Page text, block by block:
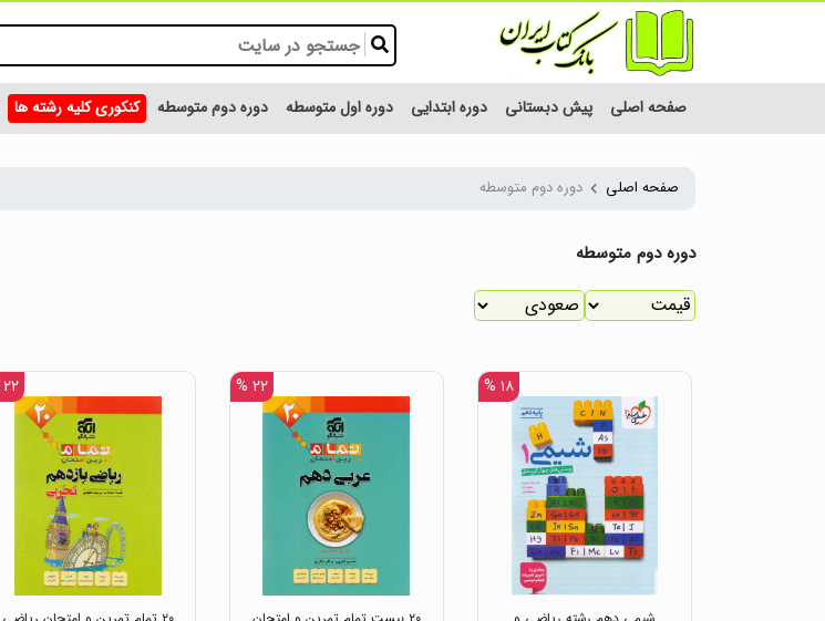
صفحه اصلی پیش دبستانی دوره ابتدایی دوره اول متوسطه دوره دوم متوسطه کنکوری کلیه رشته ها
صفحه اصلی دوره دوم متوسطه
دوره دوم متوسطه
۱۸ % ۲۲ % ۲۲ %